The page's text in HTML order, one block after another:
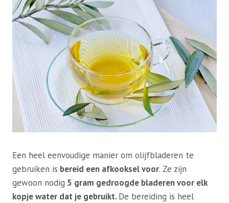
Een heel eenvoudige manier om olijfbladeren te
gebruiken is bereid een afkooksel voor. Ze zijn
gewoon nodig 5 gram gedroogde bladeren voor elk
kopje water dat je gebruikt.De bereiding is heel